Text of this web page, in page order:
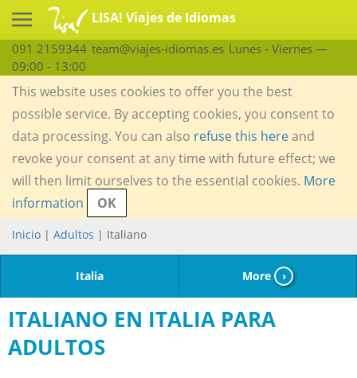
LISA! Viajes de Idiomas
091 2159344 team@viajes-idiomas.es Lunes - Viernes —
09:00 - 13:00
This website uses cookies to offer you the best
possible service. By accepting cookies, you consent to
data processing. You can also refuse this hereand
revoke your consent at any time with future effect; we
will then limit ourselves to the essential cookies. More
information
OK
Inicio | Adultos | Italiano
Italia More ›
ITALIANO EN ITALIA PARA
ADULTOS